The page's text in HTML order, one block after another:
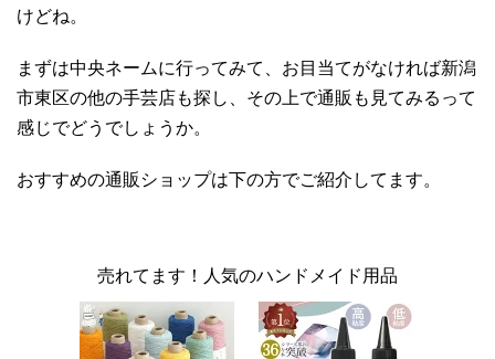
けどね。
まずは中央ネームに行ってみて、お目当てがなければ新潟
市東区の他の手芸店も探し、その上で通販も見てみるって
感じでどうでしょうか。
おすすめの通販ショップは下の方でご紹介してます。
売れてます！人気のハンドメイド用品